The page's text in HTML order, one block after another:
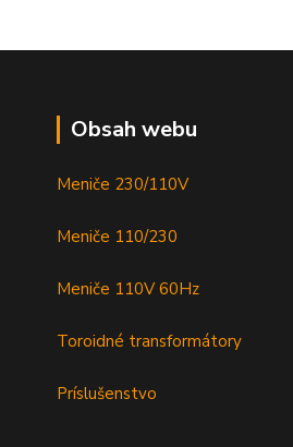
Obsah webu
Meniče 230/110V
Meniče 110/230
Meniče 110V 60Hz
Toroidné transformátory
Príslušenstvo